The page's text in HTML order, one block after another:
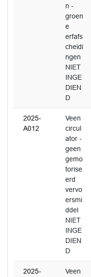
n -
groen
e
erfafs
cheidi
ngen
NIET
INGE
DIEN
D
2025-
A012
Veen
circul
ator -
geen
gemo
torise
erd
vervo
ersmi
ddel
NIET
INGE
DIEN
D
2025-
Veen